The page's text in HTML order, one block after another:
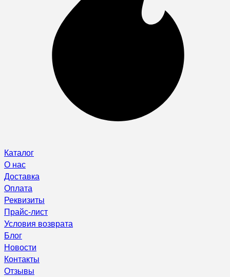
Каталог
О нас
Доставка
Оплата
Реквизиты
Прайс-лист
Условия возврата
Блог
Новости
Контакты
Отзывы